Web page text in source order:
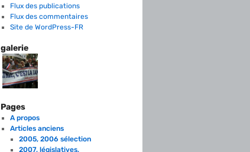
Flux des publications
Flux des commentaires
Site de WordPress-FR
galerie
Pages
A propos
Articles anciens
2005, 2006 sélection
2007, législatives,